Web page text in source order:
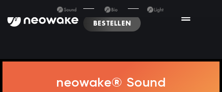
BESTELLEN
neowake® Sound